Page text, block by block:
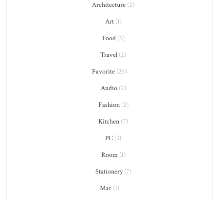
Architecture (2)
Art(1)
Food(5)
Travel (2)
Favorite (25)
Audio(2)
Fashion(2)
Kitchen (7)
PC (3)
Room(1)
Stationery(7)
Mac (1)